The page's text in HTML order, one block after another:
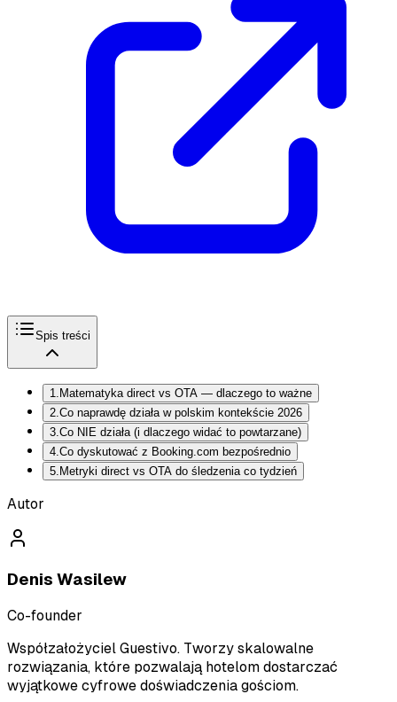
Spis treści
1 Matematyka direct vs OTA — dlaczego to ważne
2 Co naprawdę działa w polskim kontekście 2026
3 Co NIE działa (i dlaczego widać to powtarzane)
4 Co dyskutować z Booking.com bezpośrednio
5 Metryki direct vs OTA do śledzenia co tydzień
Autor
Denis Wasilew
Co-founder
Współzałożyciel Guestivo. Tworzy skalowalne
rozwiązania, które pozwalają hotelom dostarczać
wyjątkowe cyfrowe doświadczenia gościom.